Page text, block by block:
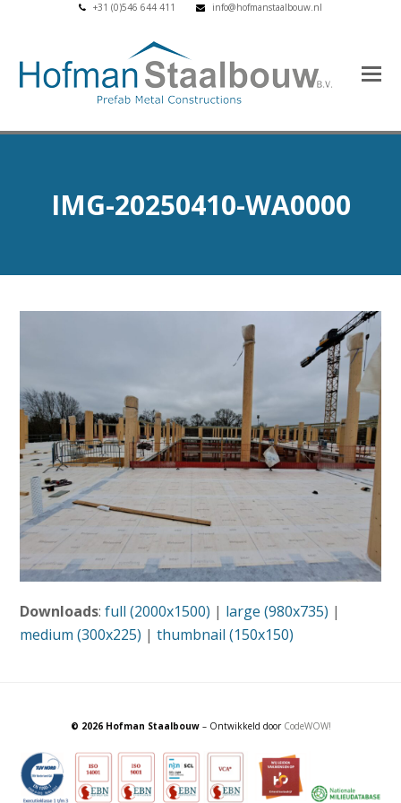
+31 (0)546 644 411 info@hofmanstaalbouw.nl
IMG-20250410-WA0000
Downloads:full (2000x1500) | large (980x735) |
medium (300x225) |thumbnail (150x150)
© 2026 Hofman Staalbouw– Ontwikkeld door CodeWOW!